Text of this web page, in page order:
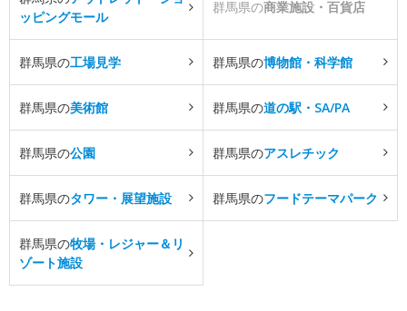
ッピングモール
群馬県の商業施設・百貨店
群馬県の工場見学 群馬県の博物館・科学館
群馬県の美術館 群馬県の道の駅・SA/PA
群馬県の公園 群馬県のアスレチック
群馬県のタワー・展望施設 群馬県のフードテーマパーク
群馬県の牧場・レジャー＆リ
ゾート施設